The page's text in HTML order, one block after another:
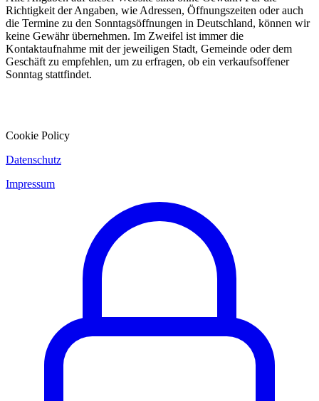
Richtigkeit der Angaben, wie Adressen, Öffnungszeiten oder auch
die Termine zu den Sonntagsöffnungen in Deutschland, können wir
keine Gewähr übernehmen. Im Zweifel ist immer die
Kontaktaufnahme mit der jeweiligen Stadt, Gemeinde oder dem
Geschäft zu empfehlen, um zu erfragen, ob ein verkaufsoffener
Sonntag stattfindet.
Cookie Policy
Datenschutz
Impressum